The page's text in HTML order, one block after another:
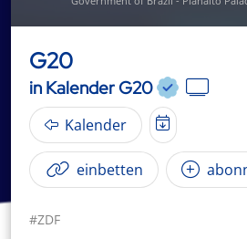
G20
in Kalender G20
Kalender
einbetten
#ZDF